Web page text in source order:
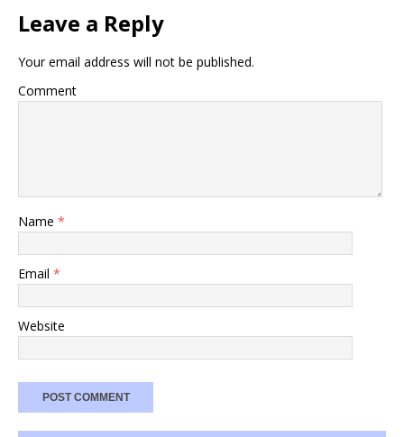
Leave a Reply
Your email address will not be published.
Comment
Name *
Email *
Website